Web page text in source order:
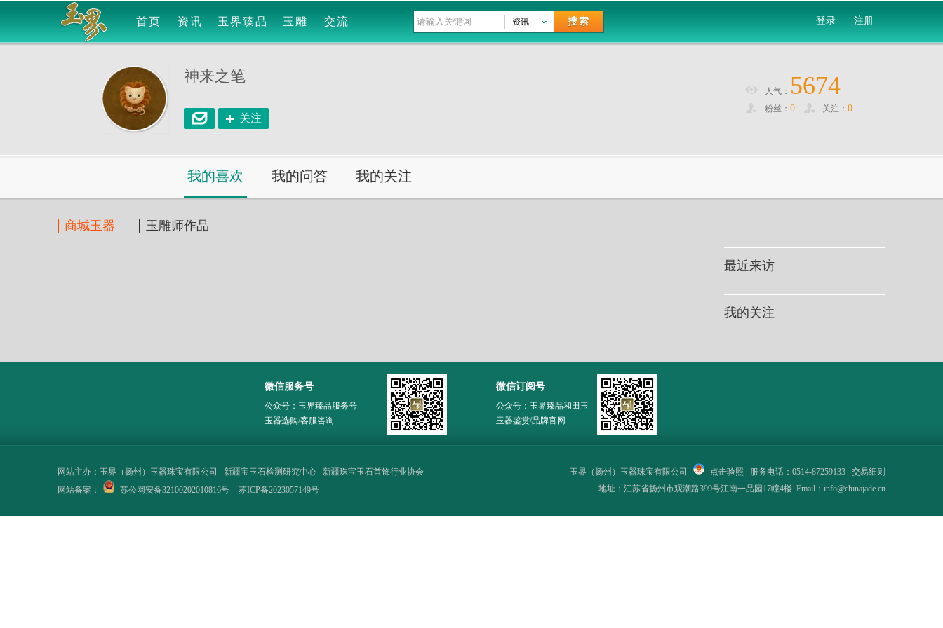
首页 资讯 玉界臻品 玉雕 交流 搜索
资讯 登录 注册
神来之笔
关注
人气： 5674
粉丝： 0 关注： 0
我的喜欢 我的问答 我的关注
商城玉器 玉雕师作品
最近来访
我的关注
微信服务号
公众号：玉界臻品服务号
玉器选购/客服咨询
微信订阅号
公众号：玉界臻品和田玉
玉器鉴赏/品牌官网
玉界（扬州）玉器珠宝有限公司 点击验照 服务电话：0514-87259133 交易细则
地址：江苏省扬州市观潮路399号江南一品园17幢4楼 Email：info@chinajade.cn
网站主办： 玉界（扬州）玉器珠宝有限公司 新疆宝玉石检测研究中心
新疆珠宝玉石首饰行业协会
网站备案：
苏公网安备32100202010816号 苏ICP备2023057149号